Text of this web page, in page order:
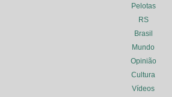
Pelotas
RS
Brasil
Mundo
Opinião
Cultura
Vídeos